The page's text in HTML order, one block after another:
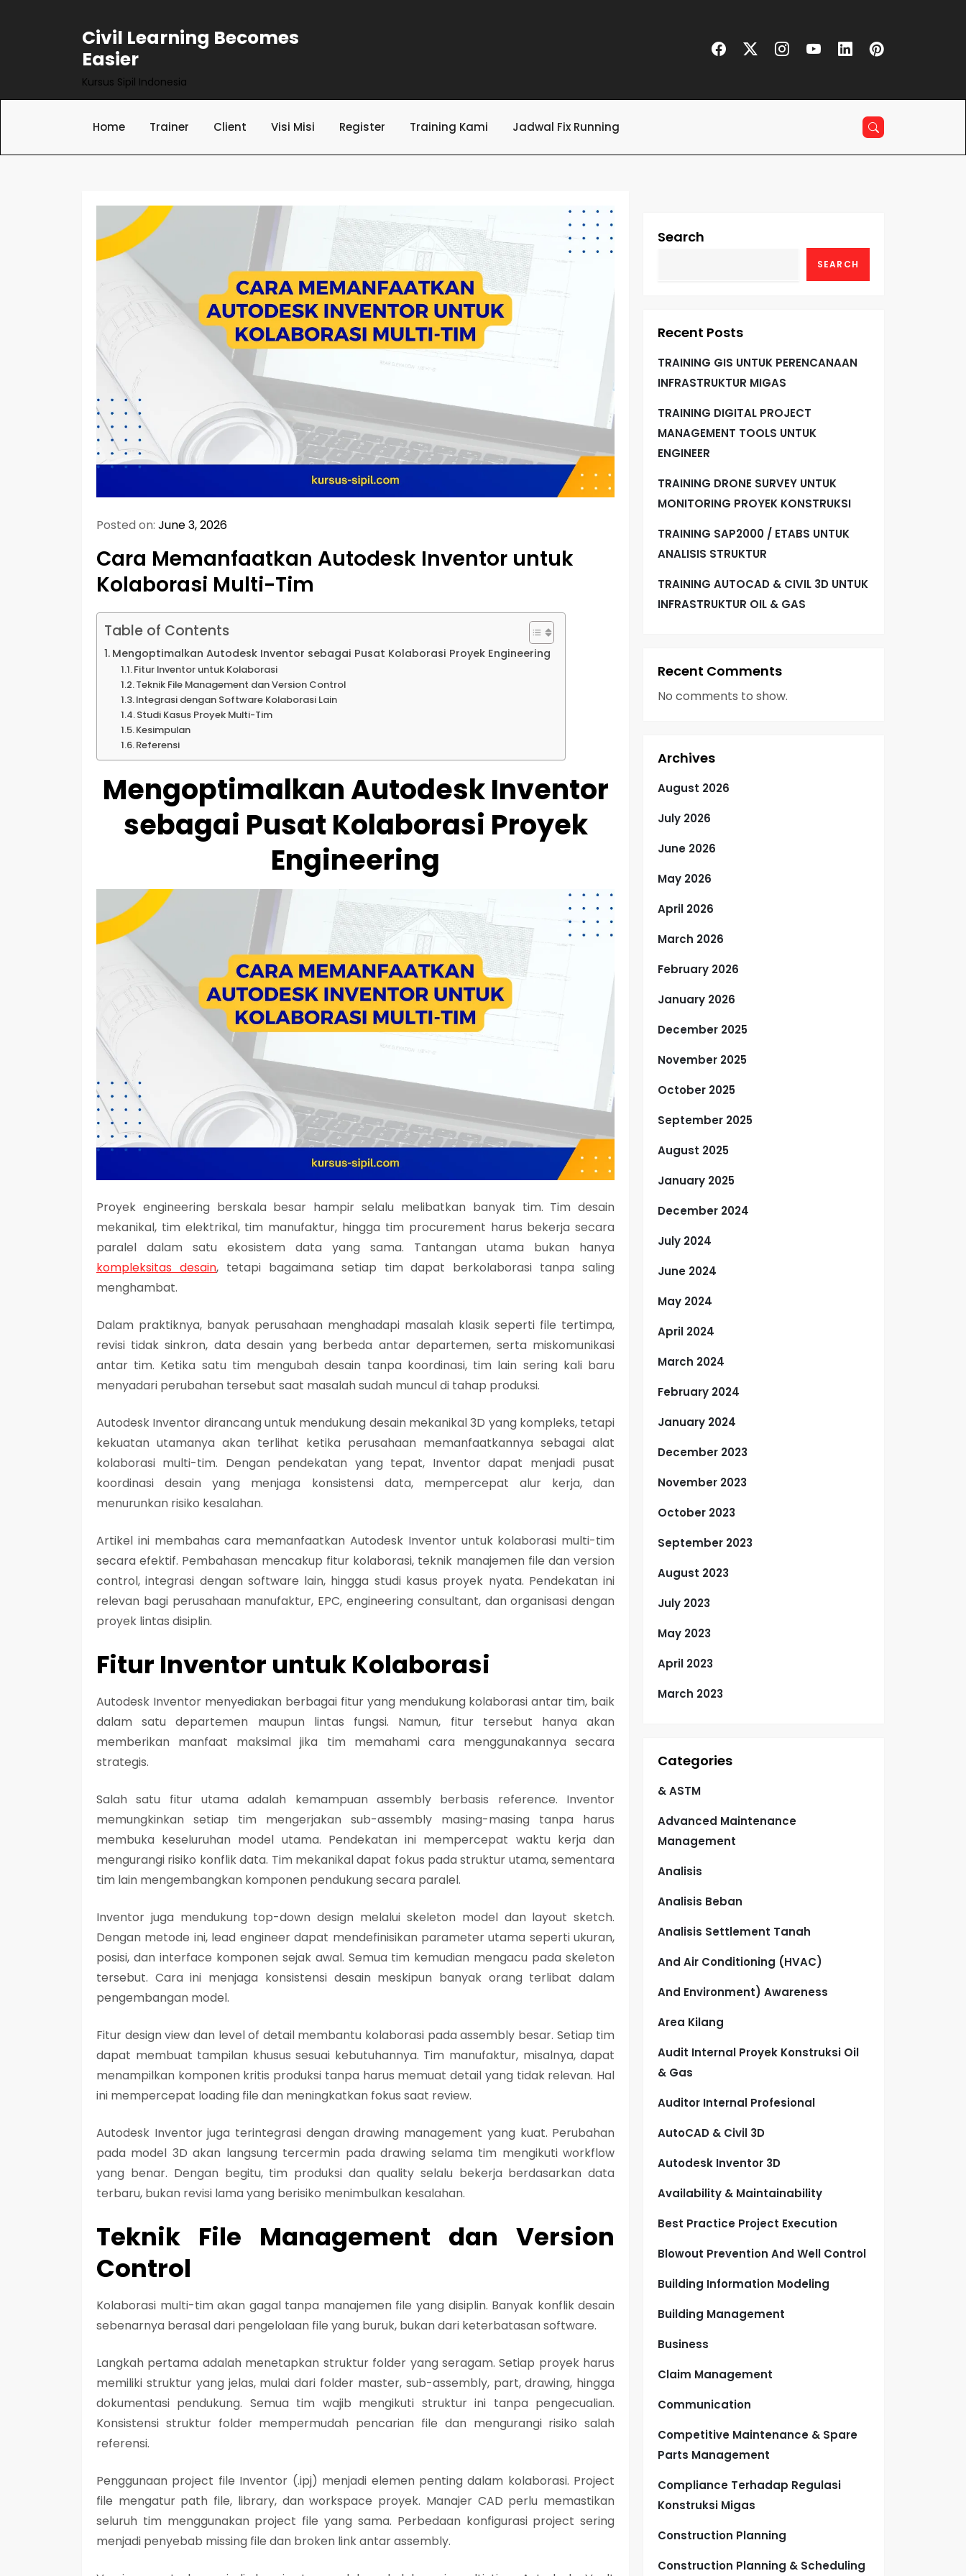
Civil Learning Becomes
Easier
Kursus Sipil Indonesia
Home Trainer Client Visi Misi Register Training Kami Jadwal Fix Running
Posted on: June 3, 2026
Cara Memanfaatkan Autodesk Inventor untuk
Kolaborasi Multi-Tim
Table of Contents
Mengoptimalkan Autodesk Inventor sebagai Pusat Kolaborasi Proyek Engineering
Fitur Inventor untuk Kolaborasi
Teknik File Management dan Version Control
Integrasi dengan Software Kolaborasi Lain
Studi Kasus Proyek Multi-Tim
Kesimpulan
Referensi
Mengoptimalkan Autodesk Inventor
sebagai Pusat Kolaborasi Proyek
Engineering
Proyek engineering berskala besar hampir selalu melibatkan banyak tim. Tim desain
mekanikal, tim elektrikal, tim manufaktur, hingga tim procurement harus bekerja secara
paralel dalam satu ekosistem data yang sama. Tantangan utama bukan hanya
kompleksitas desain, tetapi bagaimana setiap tim dapat berkolaborasi tanpa saling
menghambat.
Dalam praktiknya, banyak perusahaan menghadapi masalah klasik seperti file tertimpa,
revisi tidak sinkron, data desain yang berbeda antar departemen, serta miskomunikasi
antar tim. Ketika satu tim mengubah desain tanpa koordinasi, tim lain sering kali baru
menyadari perubahan tersebut saat masalah sudah muncul di tahap produksi.
Autodesk Inventor dirancang untuk mendukung desain mekanikal 3D yang kompleks, tetapi
kekuatan utamanya akan terlihat ketika perusahaan memanfaatkannya sebagai alat
kolaborasi multi-tim. Dengan pendekatan yang tepat, Inventor dapat menjadi pusat
koordinasi desain yang menjaga konsistensi data, mempercepat alur kerja, dan
menurunkan risiko kesalahan.
Artikel ini membahas cara memanfaatkan Autodesk Inventor untuk kolaborasi multi-tim
secara efektif. Pembahasan mencakup fitur kolaborasi, teknik manajemen file dan version
control, integrasi dengan software lain, hingga studi kasus proyek nyata. Pendekatan ini
relevan bagi perusahaan manufaktur, EPC, engineering consultant, dan organisasi dengan
proyek lintas disiplin.
Fitur Inventor untuk Kolaborasi
Autodesk Inventor menyediakan berbagai fitur yang mendukung kolaborasi antar tim, baik
dalam satu departemen maupun lintas fungsi. Namun, fitur tersebut hanya akan
memberikan manfaat maksimal jika tim memahami cara menggunakannya secara
strategis.
Salah satu fitur utama adalah kemampuan assembly berbasis reference. Inventor
memungkinkan setiap tim mengerjakan sub-assembly masing-masing tanpa harus
membuka keseluruhan model utama. Pendekatan ini mempercepat waktu kerja dan
mengurangi risiko konflik data. Tim mekanikal dapat fokus pada struktur utama, sementara
tim lain mengembangkan komponen pendukung secara paralel.
Inventor juga mendukung top-down design melalui skeleton model dan layout sketch.
Dengan metode ini, lead engineer dapat mendefinisikan parameter utama seperti ukuran,
posisi, dan interface komponen sejak awal. Semua tim kemudian mengacu pada skeleton
tersebut. Cara ini menjaga konsistensi desain meskipun banyak orang terlibat dalam
pengembangan model.
Fitur design view dan level of detail membantu kolaborasi pada assembly besar. Setiap tim
dapat membuat tampilan khusus sesuai kebutuhannya. Tim manufaktur, misalnya, dapat
menampilkan komponen kritis produksi tanpa harus memuat detail yang tidak relevan. Hal
ini mempercepat loading file dan meningkatkan fokus saat review.
Autodesk Inventor juga terintegrasi dengan drawing management yang kuat. Perubahan
pada model 3D akan langsung tercermin pada drawing selama tim mengikuti workflow
yang benar. Dengan begitu, tim produksi dan quality selalu bekerja berdasarkan data
terbaru, bukan revisi lama yang berisiko menimbulkan kesalahan.
Teknik File Management dan Version
Control
Kolaborasi multi-tim akan gagal tanpa manajemen file yang disiplin. Banyak konflik desain
sebenarnya berasal dari pengelolaan file yang buruk, bukan dari keterbatasan software.
Langkah pertama adalah menetapkan struktur folder yang seragam. Setiap proyek harus
memiliki struktur yang jelas, mulai dari folder master, sub-assembly, part, drawing, hingga
dokumentasi pendukung. Semua tim wajib mengikuti struktur ini tanpa pengecualian.
Konsistensi struktur folder mempermudah pencarian file dan mengurangi risiko salah
referensi.
Penggunaan project file Inventor (.ipj) menjadi elemen penting dalam kolaborasi. Project
file mengatur path file, library, dan workspace proyek. Manajer CAD perlu memastikan
seluruh tim menggunakan project file yang sama. Perbedaan konfigurasi project sering
menjadi penyebab missing file dan broken link antar assembly.
Search
SEARCH
Recent Posts
TRAINING GIS UNTUK PERENCANAAN
INFRASTRUKTUR MIGAS
TRAINING DIGITAL PROJECT
MANAGEMENT TOOLS UNTUK
ENGINEER
TRAINING DRONE SURVEY UNTUK
MONITORING PROYEK KONSTRUKSI
TRAINING SAP2000 / ETABS UNTUK
ANALISIS STRUKTUR
TRAINING AUTOCAD & CIVIL 3D UNTUK
INFRASTRUKTUR OIL & GAS
Recent Comments
No comments to show.
Archives
August 2026
July 2026
June 2026
May 2026
April 2026
March 2026
February 2026
January 2026
December 2025
November 2025
October 2025
September 2025
August 2025
January 2025
December 2024
July 2024
June 2024
May 2024
April 2024
March 2024
February 2024
January 2024
December 2023
November 2023
October 2023
September 2023
August 2023
July 2023
May 2023
April 2023
March 2023
Categories
& ASTM
Advanced Maintenance
Management
Analisis
Analisis Beban
Analisis Settlement Tanah
And Air Conditioning (HVAC)
And Environment) Awareness
Area Kilang
Audit Internal Proyek Konstruksi Oil
& Gas
Auditor Internal Profesional
AutoCAD & Civil 3D
Autodesk Inventor 3D
Availability & Maintainability
Best Practice Project Execution
Blowout Prevention And Well Control
Building Information Modeling
Building Management
Business
Claim Management
Communication
Competitive Maintenance & Spare
Parts Management
Compliance Terhadap Regulasi
Konstruksi Migas
Construction Planning
Construction Planning & Scheduling